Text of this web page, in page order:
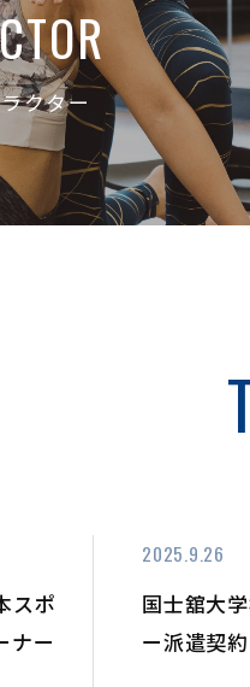
クター
スポ
ナー
2025.9.26
国士舘大
ー派遣契